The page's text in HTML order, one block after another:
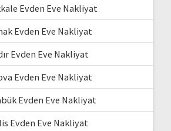
Evden Eve Nakliyat
Evden Eve Nakliyat
Evden Eve Nakliyat
Evden Eve Nakliyat
Evden Eve Nakliyat
Evden Eve Nakliyat